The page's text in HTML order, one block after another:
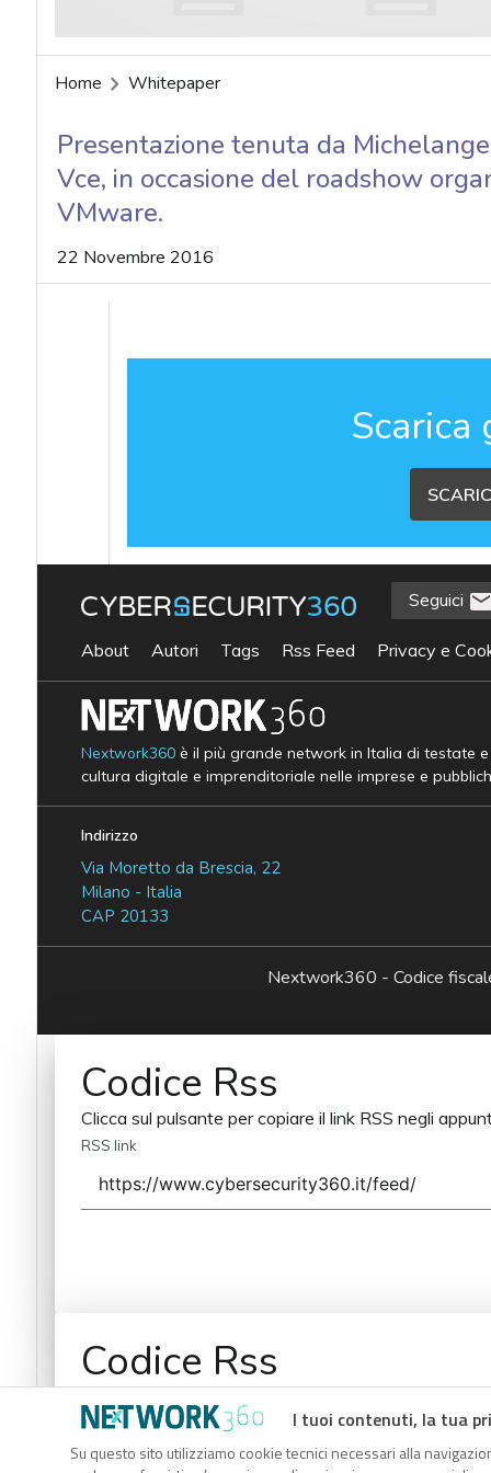
Home Whitepaper
Presentazione tenuta da
Vce, in occasione del roadshow
VMware.
22 Novembre 2016
Scarica
I tuoi contenuti, la tua
Su questo sito utilizziamo cookie tecnici necessari alla
Seguici
About Autori Tags Rss Feed Privacy e
Nextwork360è il più grande network in Italia di testate
cultura digitale e imprenditoriale nelle imprese e
Indirizzo
Via Moretto da Brescia, 22
Milano - Italia
CAP 20133
Nextwork360 - Codice
Codice Rss
Clicca sul pulsante per copiare il link RSS negli
RSS link
Codice Rss
RSS link